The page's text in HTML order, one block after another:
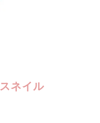
ネイル